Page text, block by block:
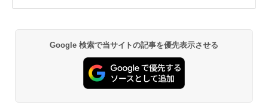
Google 検索で当サイトの記事を優先表示させる